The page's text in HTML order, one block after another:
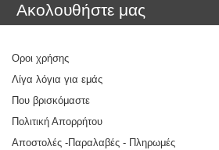
Ακολουθήστε μας
Οροι χρήσης
Λίγα λόγια για εμάς
Που βρισκόμαστε
Πολιτική Απορρήτου
Αποστολές -Παραλαβές - Πληρωμές